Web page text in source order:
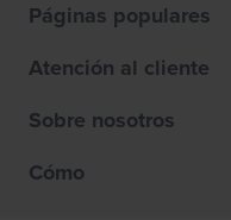
Páginas populares
Atención al cliente
Sobre nosotros
Cómo